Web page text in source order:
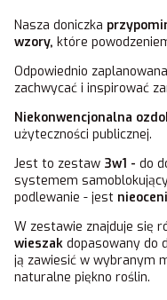
Nasza doniczka
wzory, które
Odpowiednio
zachwycać i inspirować
Niekonwencjonalna
użyteczności publicznej.
Jest to zestaw 3w1 - do
systemem
podlewanie - jest
W zestawie znajduje się
wieszak dopasowany do
ją zawiesić w wybranym
naturalne piękno roślin.